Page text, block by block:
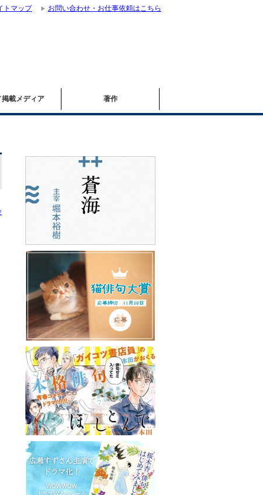
掲載メディア 著作
トマップ お問い合わせ・お仕事依頼はこちら